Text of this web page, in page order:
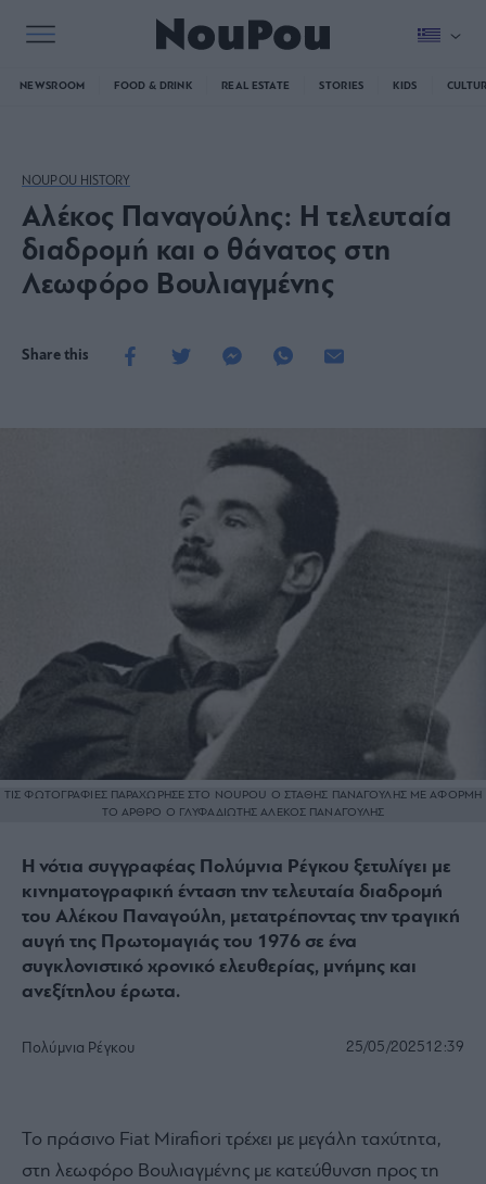
NEWSROOM FOOD & DRINK REAL ESTATE STORIES KIDS
NOUPOU HISTORY
Αλέκος Παναγούλης: Η τελευταία
διαδρομή και ο θάνατος στη
Λεωφόρο Βουλιαγμένης
Share this
ΤΙΣ ΦΩΤΟΓΡΑΦΙΕΣ ΠΑΡΑΧΩΡΗΣΕ ΣΤΟ NOUPOU Ο ΣΤΑΘΗΣ ΠΑΝΑΓΟΥΛΗΣ ΜΕ ΑΦΟΡΜΗ
ΤΟ ΑΡΘΡΟ Ο ΓΛΥΦΑΔΙΩΤΗΣ ΑΛΕΚΟΣ ΠΑΝΑΓΟΥΛΗΣ
Η νότια συγγραφέας Πολύμνια Ρέγκου ξετυλίγει με
κινηματογραφική ένταση την τελευταία διαδρομή
του Αλέκου Παναγούλη, μετατρέποντας την τραγική
αυγή της Πρωτομαγιάς του 1976 σε ένα
συγκλονιστικό χρονικό ελευθερίας, μνήμης και
ανεξίτηλου έρωτα.
Πολύμνια Ρέγκου 25/05/202512:39
Το πράσινο Fiat Mirafiori τρέχει με μεγάλη ταχύτητα,
στη λεωφόρο Βουλιαγμένης με κατεύθυνση προς τη